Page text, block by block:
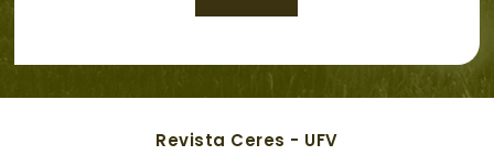
Revista Ceres - UFV